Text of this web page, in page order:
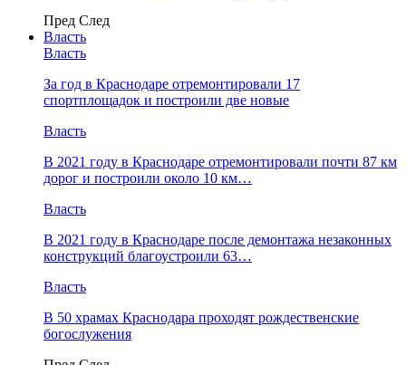
Пред След
Власть
Власть
За год в Краснодаре отремонтировали 17
спортплощадок и построили две новые
Власть
В 2021 году в Краснодаре отремонтировали почти 87 км
дорог и построили около 10 км…
Власть
В 2021 году в Краснодаре после демонтажа незаконных
конструкций благоустроили 63…
Власть
В 50 храмах Краснодара проходят рождественские
богослужения